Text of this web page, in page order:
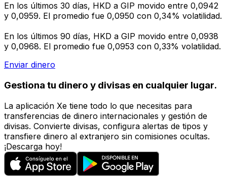
En los últimos 30 días, HKD a GIP movido entre 0,0942
y 0,0959. El promedio fue 0,0950 con 0,34% volatilidad.
En los últimos 90 días, HKD a GIP movido entre 0,0938
y 0,0968. El promedio fue 0,0953 con 0,33% volatilidad.
Enviar dinero
Gestiona tu dinero y divisas en cualquier lugar.
La aplicación Xe tiene todo lo que necesitas para
transferencias de dinero internacionales y gestión de
divisas. Convierte divisas, configura alertas de tipos y
transfiere dinero al extranjero sin comisiones ocultas.
¡Descarga hoy!